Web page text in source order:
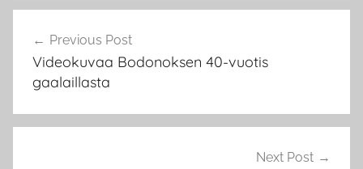
B
o
n
o
selaus
Previous Post
Videokuvaa Bodonoksen 40-vuotis
gaalaillasta
Next Post